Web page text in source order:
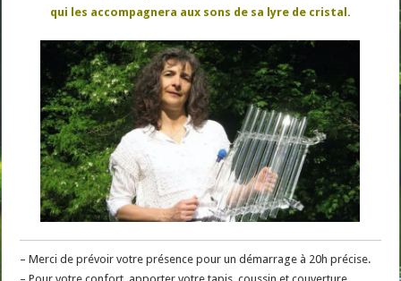
qui les accompagnera aux sons de sa lyre de cristal.
– Merci de prévoir votre présence pour un démarrage à 20h précise.